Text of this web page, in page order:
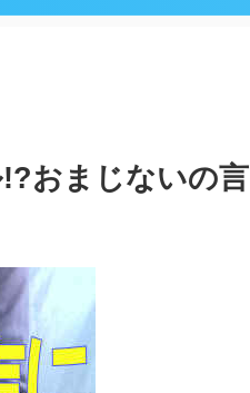
おまじないの言